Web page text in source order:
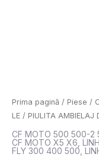
Prima pagină / Piese /
LE / PIULITA AMBIELAJ
CF MOTO 500 500-2
CF MOTO X5 X6
FLY 300 400 500